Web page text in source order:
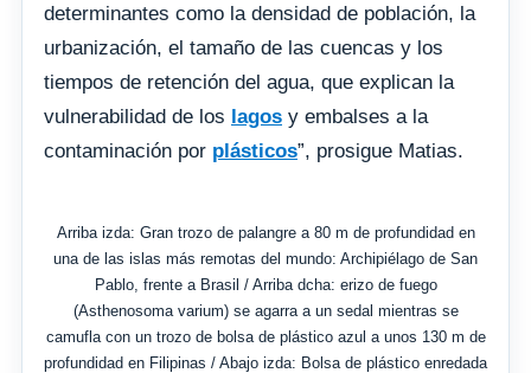
determinantes como la densidad de población, la
urbanización, el tamaño de las cuencas y los
tiempos de retención del agua, que explican la
vulnerabilidad de los lagos y embalses a la
contaminación por plásticos”, prosigue Matias.
Arriba izda: Gran trozo de palangre a 80 m de profundidad en
una de las islas más remotas del mundo: Archipiélago de San
Pablo, frente a Brasil / Arriba dcha: erizo de fuego
(Asthenosoma varium) se agarra a un sedal mientras se
camufla con un trozo de bolsa de plástico azul a unos 130 m de
profundidad en Filipinas / Abajo izda: Bolsa de plástico enredada